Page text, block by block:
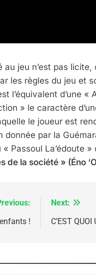
jeu n’est pas licite,
les règles du jeu et
l’équivalent d’une «
» le caractère
le joueur est
donnée par la
Passoul La’édoute »
la société » (Éno
!
Next:
C’EST
:
– Jacques